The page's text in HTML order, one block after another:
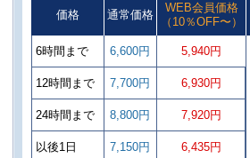
価格 通常価格
WEB会員価格
（10％OFF〜）
6時間まで 6,600円 5,940円
12時間まで 7,700円 6,930円
24時間まで 8,800円 7,920円
以後1日 7,150円 6,435円